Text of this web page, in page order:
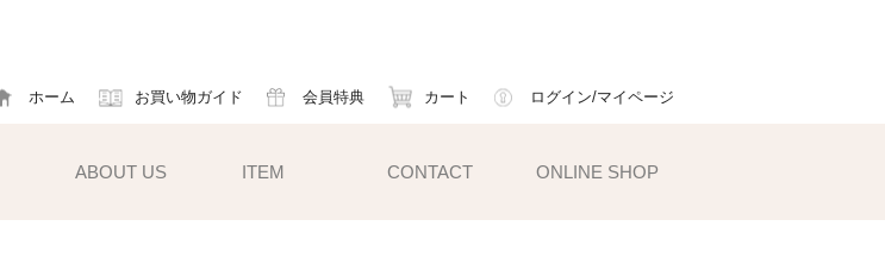
ホーム お買い物ガイド 会員特典 カート ログイン/マイページ
ABOUT US ITEM CONTACT ONLINE SHOP